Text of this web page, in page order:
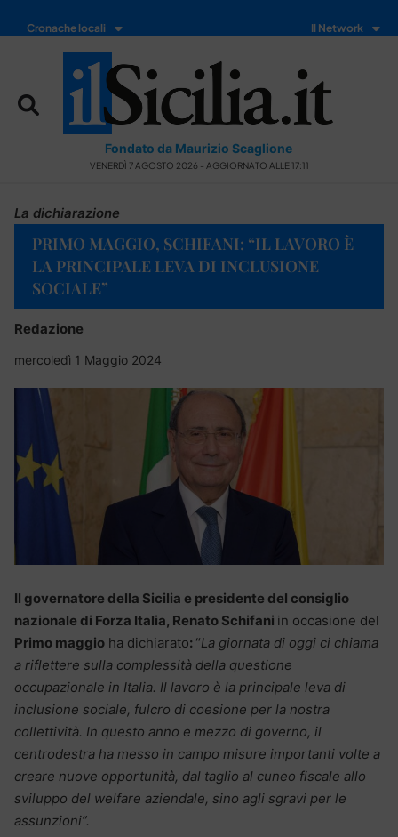
Cronache locali Il Network
Fondato da Maurizio Scaglione
VENERDÌ 7 AGOSTO 2026 - AGGIORNATO ALLE 17:11
La dichiarazione
PRIMO MAGGIO, SCHIFANI: “IL LAVORO È
LA PRINCIPALE LEVA DI INCLUSIONE
SOCIALE”
Redazione
mercoledì 1 Maggio 2024
Il governatore della Sicilia e presidente del consiglio
nazionale di Forza Italia, Renato Schifani in occasione del
Primo maggio ha dichiarato: “La giornata di oggi ci chiama
a riflettere sulla complessità della questione
occupazionale in Italia. Il lavoro è la principale leva di
inclusione sociale, fulcro di coesione per la nostra
collettività. In questo anno e mezzo di governo, il
centrodestra ha messo in campo misure importanti volte a
creare nuove opportunità, dal taglio al cuneo fiscale allo
sviluppo del welfare aziendale, sino agli sgravi per le
assunzioni”.